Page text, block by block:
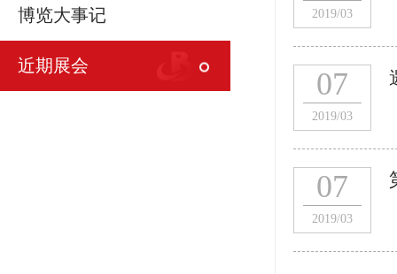
博览大事记
近期展会
2019/03
07
2019/03
07
2019/03